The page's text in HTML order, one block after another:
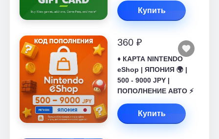
Купить
360 ₽
♦️ КАРТА NINTENDO
eShop | ЯПОНИЯ 🌍 |
500 - 9000 JPY |
ПОПОЛНЕНИЕ АВТО ⚡
Купить